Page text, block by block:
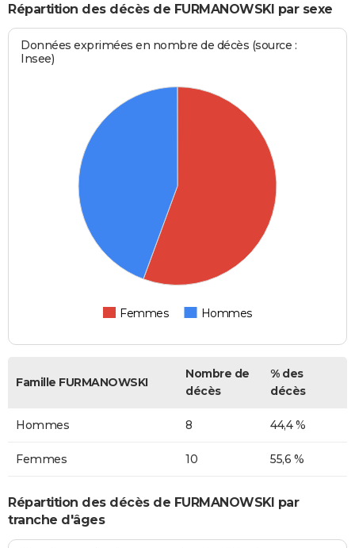
Répartition des décès de FURMANOWSKI par sexe
Données exprimées en nombre de décès (source :
Insee)
Femmes Hommes
Famille FURMANOWSKI
Nombre de
décès
% des
décès
Hommes 8 44,4 %
Femmes 10 55,6 %
Répartition des décès de FURMANOWSKI par
tranche d'âges